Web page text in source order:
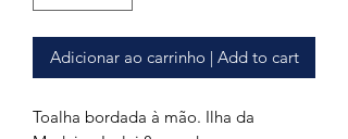
Adicionar ao carrinho | Add to cart
Toalha bordada à mão. Ilha da